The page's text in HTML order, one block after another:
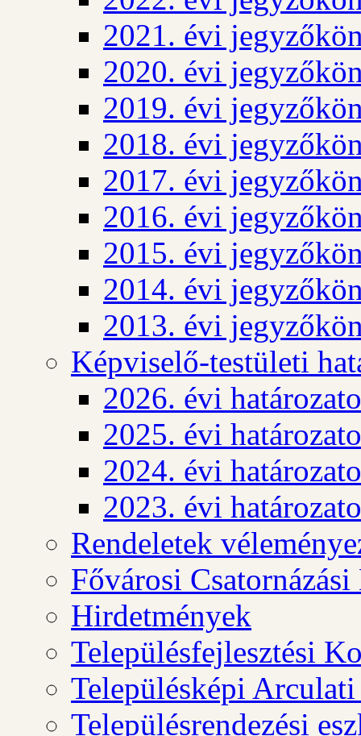
2021. évi
2020. évi
2019. évi
2018. évi
2017. évi
2016. évi
2015. évi
2014. évi
2013. évi
Képviselő-testületi
2026. évi
2025. évi
2024. évi
2023. évi
Rendeletek
Fővárosi
Hirdetmények
Településfejlesztési
Településképi
Településrendezési